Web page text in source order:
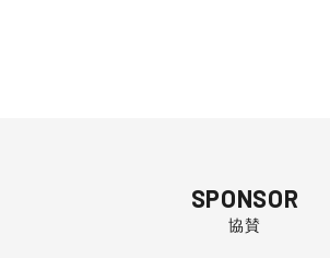
SPONSOR
協賛